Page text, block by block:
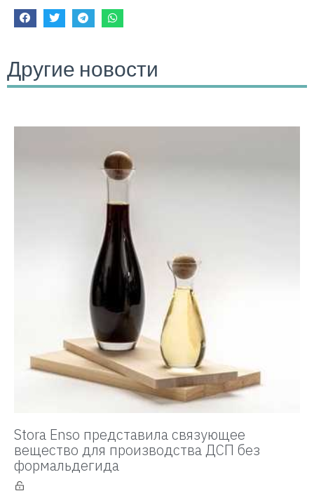
Другие новости
Stora Enso представила связующее
вещество для производства ДСП без
формальдегида